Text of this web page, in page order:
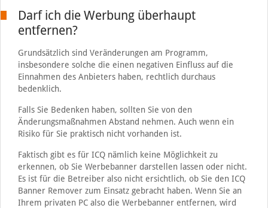
Darf ich die Werbung überhaupt
entfernen?
Grundsätzlich sind Veränderungen am Programm,
insbesondere solche die einen negativen Einfluss auf die
Einnahmen des Anbieters haben, rechtlich durchaus
bedenklich.
Falls Sie Bedenken haben, sollten Sie von den
Änderungsmaßnahmen Abstand nehmen. Auch wenn ein
Risiko für Sie praktisch nicht vorhanden ist.
Faktisch gibt es für ICQ nämlich keine Möglichkeit zu
erkennen, ob Sie Werbebanner darstellen lassen oder nicht.
Es ist für die Betreiber also nicht ersichtlich, ob Sie den ICQ
Banner Remover zum Einsatz gebracht haben. Wenn Sie an
Ihrem privaten PC also die Werbebanner entfernen, wird